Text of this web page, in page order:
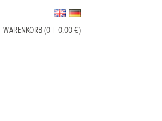
WARENKORB (0 | 0,00 €)